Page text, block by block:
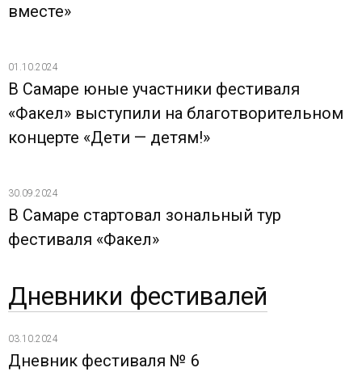
вместе»
01.10.2024
В Самаре юные участники фестиваля
«Факел» выступили на благотворительном
концерте «Дети — детям!»
30.09.2024
В Самаре стартовал зональный тур
фестиваля «Факел»
Дневники фестивалей
03.10.2024
Дневник фестиваля № 6